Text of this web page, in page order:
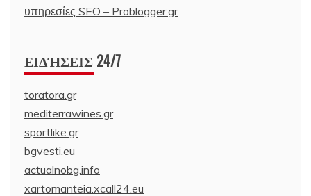
υπηρεσίες SEO – Problogger.gr
ΕΙΔΉΣΕΙΣ 24/7
toratora.gr
mediterrawines.gr
sportlike.gr
bgvesti.eu
actualnobg.info
xartomanteia.xcall24.eu